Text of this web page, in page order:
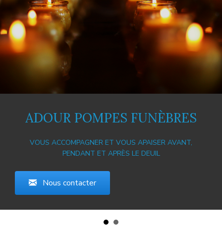
ADOUR POMPES FUNÈBRES
VOUS ACCOMPAGNER ET VOUS APAISER AVANT,
PENDANT ET APRÈS LE DEUIL
Nous contacter
ADOUR POMPES FUNÈBRES
VOUS ACCOMPAGNER ET VOUS APAISER AVANT,
PENDANT ET APRÈS LE DEUIL
Nous contacter